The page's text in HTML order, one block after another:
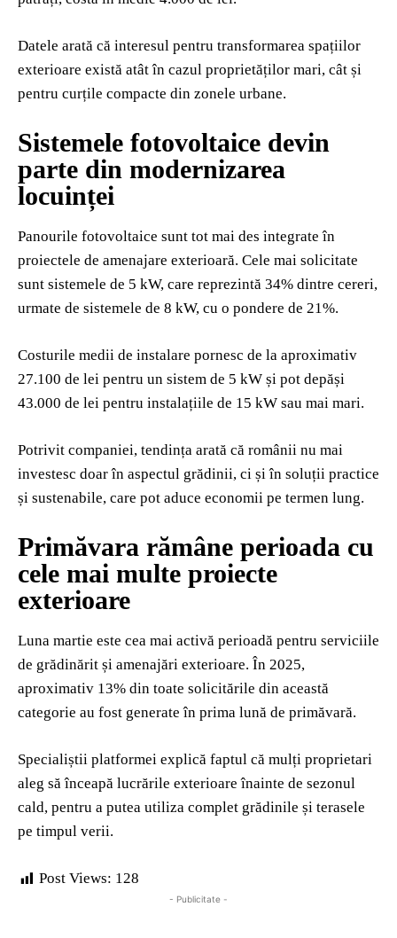
Datele arată că interesul pentru transformarea spațiilor
exterioare există atât în cazul proprietăților mari, cât și
pentru curțile compacte din zonele urbane.
Sistemele fotovoltaice devin
parte din modernizarea
locuinței
Panourile fotovoltaice sunt tot mai des integrate în
proiectele de amenajare exterioară. Cele mai solicitate
sunt sistemele de 5 kW, care reprezintă 34% dintre cereri,
urmate de sistemele de 8 kW, cu o pondere de 21%.
Costurile medii de instalare pornesc de la aproximativ
27.100 de lei pentru un sistem de 5 kW și pot depăși
43.000 de lei pentru instalațiile de 15 kW sau mai mari.
Potrivit companiei, tendința arată că românii nu mai
investesc doar în aspectul grădinii, ci și în soluții practice
și sustenabile, care pot aduce economii pe termen lung.
Primăvara rămâne perioada cu
cele mai multe proiecte
exterioare
Luna martie este cea mai activă perioadă pentru serviciile
de grădinărit și amenajări exterioare. În 2025,
aproximativ 13% din toate solicitările din această
categorie au fost generate în prima lună de primăvară.
Specialiștii platformei explică faptul că mulți proprietari
aleg să înceapă lucrările exterioare înainte de sezonul
cald, pentru a putea utiliza complet grădinile și terasele
pe timpul verii.
Post Views: 128
- Publicitate -